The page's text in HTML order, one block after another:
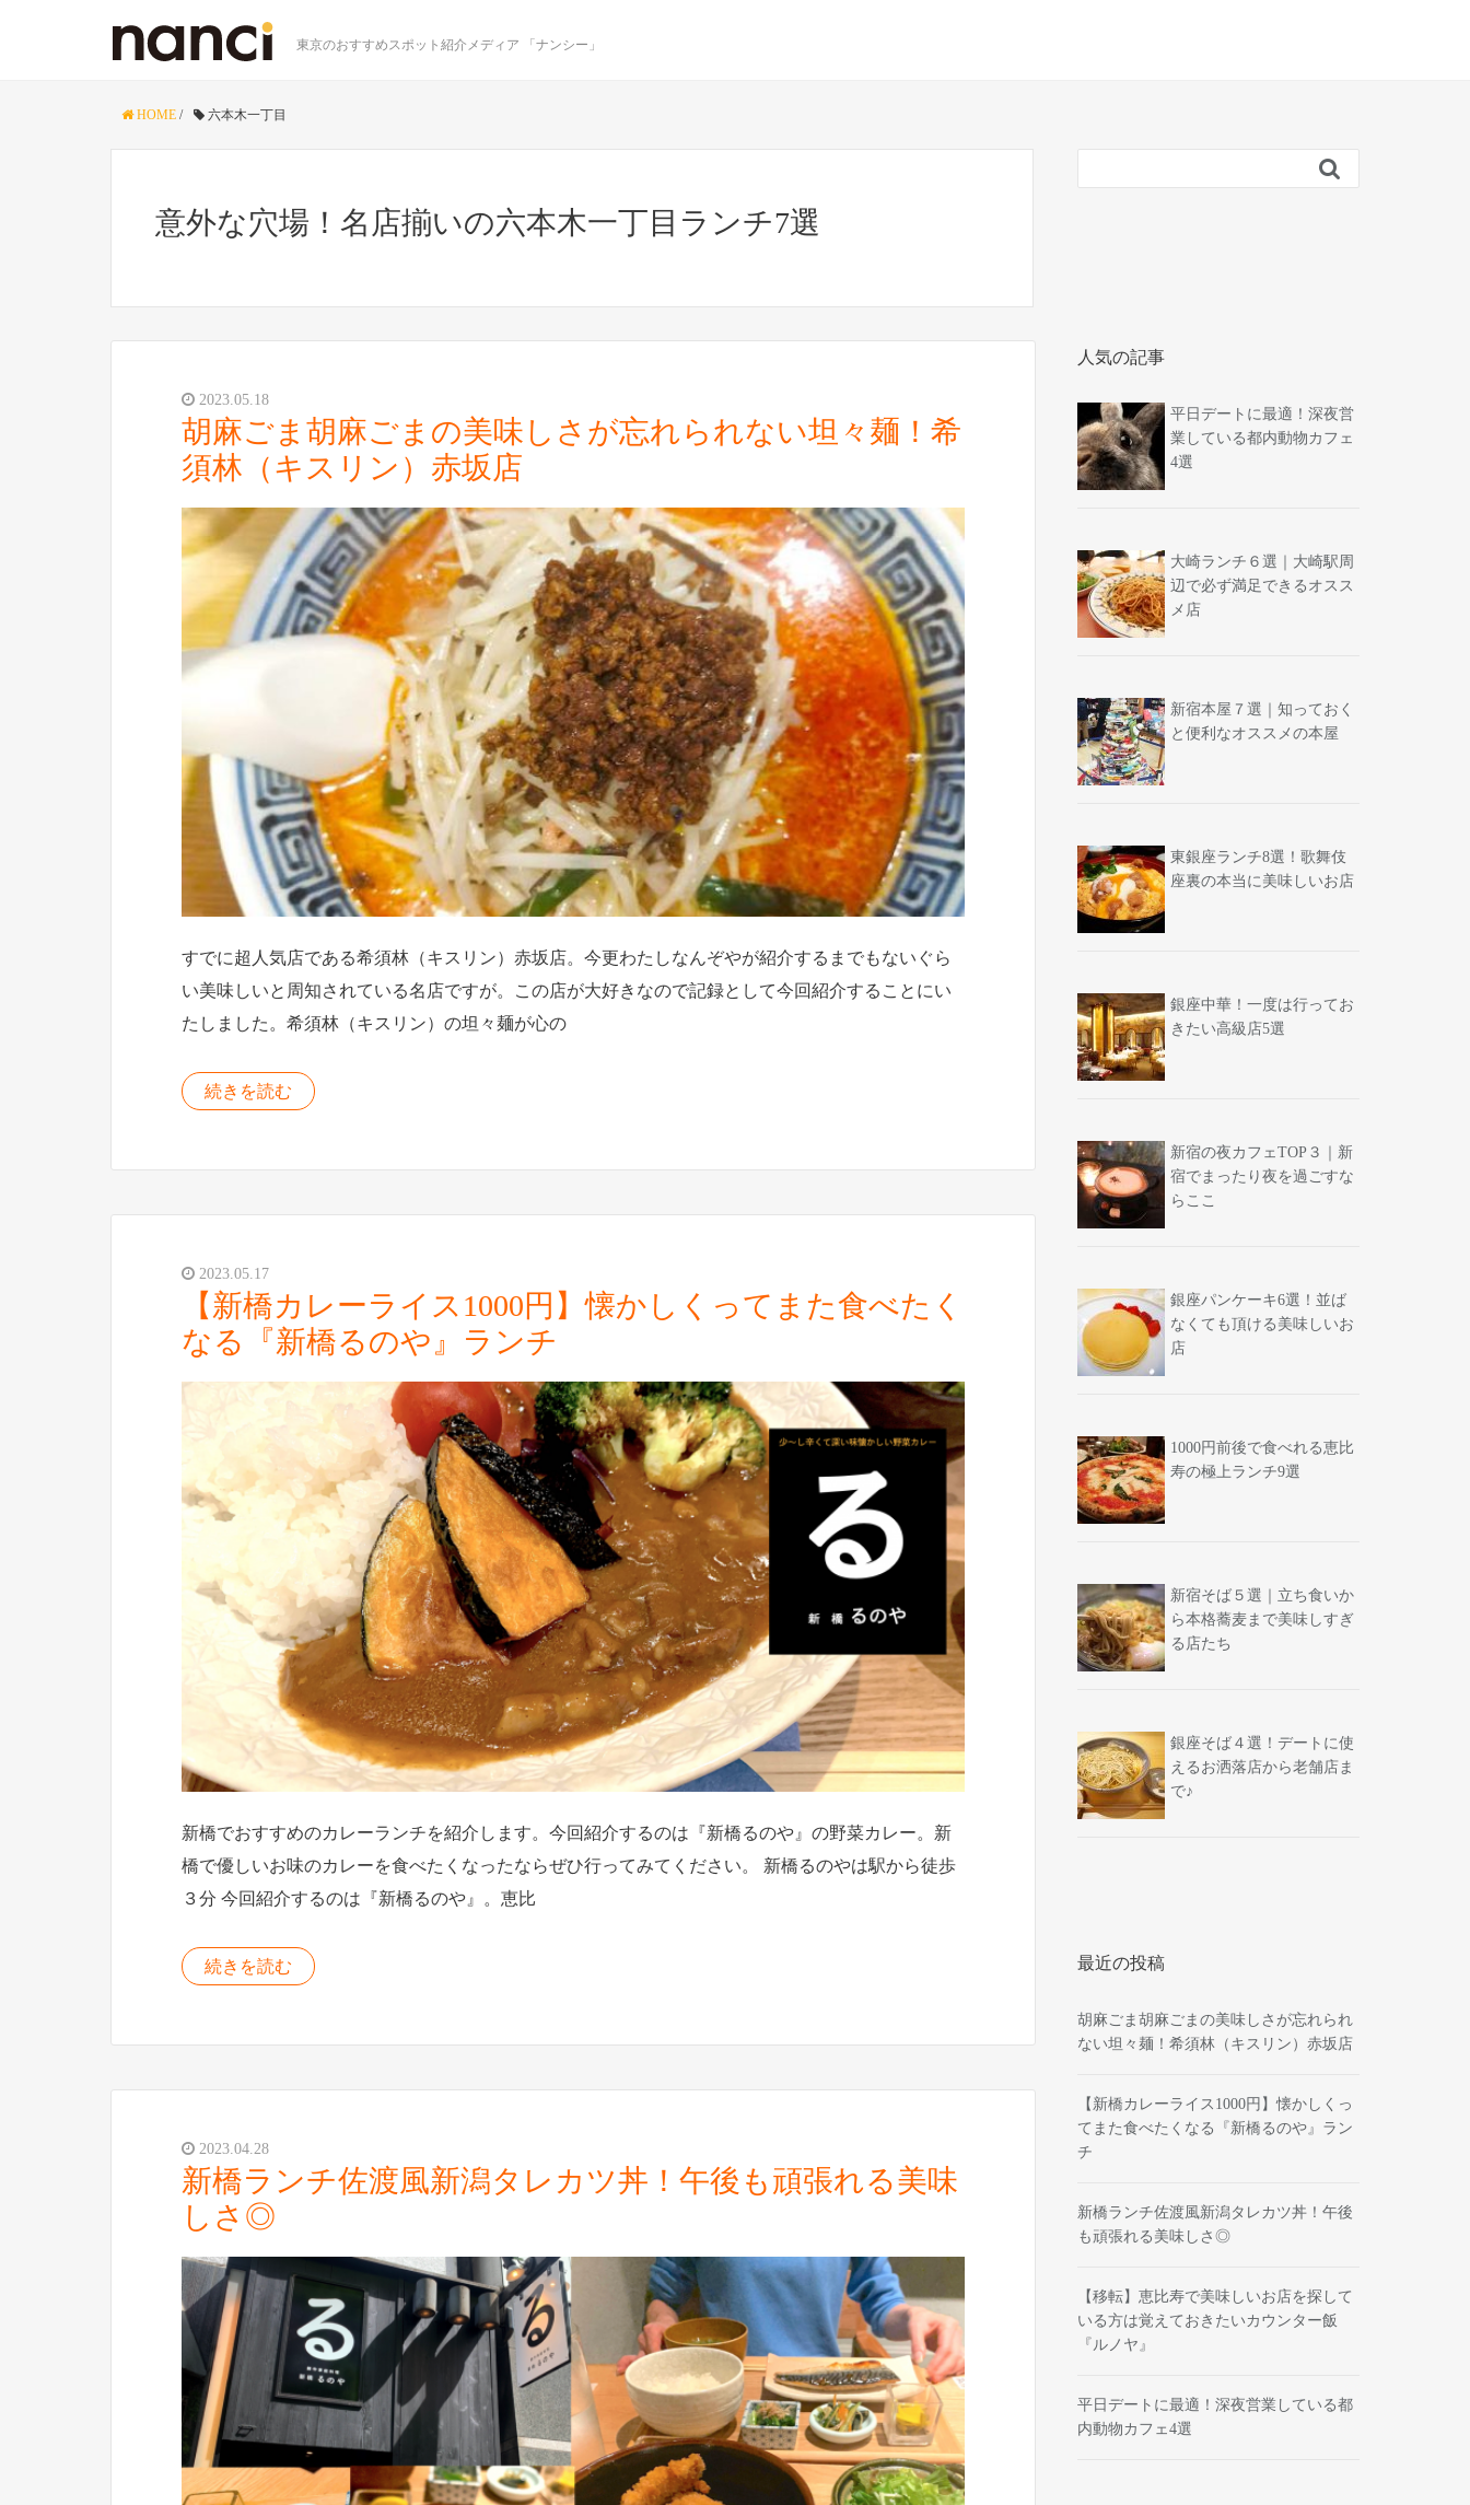
東京のおすすめスポット紹介メディア 「ナンシー」
HOME / 六本木一丁目
意外な穴場！名店揃いの六本木一丁目ランチ7選
2023.05.18
胡麻ごま胡麻ごまの美味しさが忘れられない坦々麺！希
須林（キスリン）赤坂店
すでに超人気店である希須林（キスリン）赤坂店。今更わたしなんぞやが紹介するまでもないぐら
い美味しいと周知されている名店ですが。この店が大好きなので記録として今回紹介することにい
たしました。希須林（キスリン）の坦々麺が心の
続きを読む
2023.05.17
【新橋カレーライス1000円】懐かしくってまた食べたく
なる『新橋るのや』ランチ
新橋でおすすめのカレーランチを紹介します。今回紹介するのは『新橋るのや』の野菜カレー。新
橋で優しいお味のカレーを食べたくなったならぜひ行ってみてください。 新橋るのやは駅から徒歩
３分 今回紹介するのは『新橋るのや』。恵比
続きを読む
2023.04.28
新橋ランチ佐渡風新潟タレカツ丼！午後も頑張れる美味
しさ◎

人気の記事
平日デートに最適！深夜営
業している都内動物カフェ
4選
大崎ランチ６選｜大崎駅周
辺で必ず満足できるオスス
メ店
新宿本屋７選｜知っておく
と便利なオススメの本屋
東銀座ランチ8選！歌舞伎
座裏の本当に美味しいお店
銀座中華！一度は行ってお
きたい高級店5選
新宿の夜カフェTOP３｜新
宿でまったり夜を過ごすな
らここ
銀座パンケーキ6選！並ば
なくても頂ける美味しいお
店
1000円前後で食べれる恵比
寿の極上ランチ9選
新宿そば５選｜立ち食いか
ら本格蕎麦まで美味しすぎ
る店たち
銀座そば４選！デートに使
えるお洒落店から老舗店ま
で♪
最近の投稿
胡麻ごま胡麻ごまの美味しさが忘れられ
ない坦々麺！希須林（キスリン）赤坂店
【新橋カレーライス1000円】懐かしくっ
てまた食べたくなる『新橋るのや』ラン
チ
新橋ランチ佐渡風新潟タレカツ丼！午後
も頑張れる美味しさ◎
【移転】恵比寿で美味しいお店を探して
いる方は覚えておきたいカウンター飯
『ルノヤ』
平日デートに最適！深夜営業している都
内動物カフェ4選